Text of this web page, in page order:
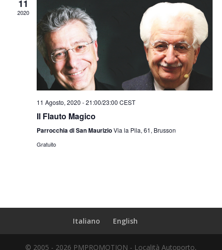
11
2020
11 Agosto, 2020 - 21:00/23:00 CEST
Il Flauto Magico
Parrocchia di San MaurizioVia la Pila, 61, Brusson
Gratuito
Italiano English
© 2005 - 2026 PMPROMOTION - Località Autoporto,